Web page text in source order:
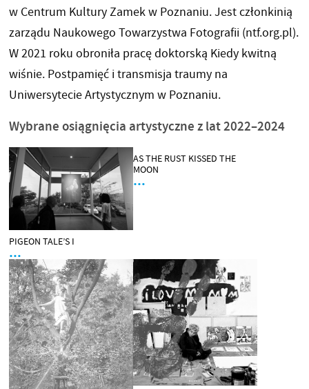
w Centrum Kultury Zamek w Poznaniu. Jest członkinią
zarządu Naukowego Towarzystwa Fotografii (ntf.org.pl).
W 2021 roku obroniła pracę doktorską Kiedy kwitną
wiśnie. Postpamięć i transmisja traumy na
Uniwersytecie Artystycznym w Poznaniu.
Wybrane osiągnięcia artystyczne z lat 2022–2024
PIGEON TALE’S I
…
AS THE RUST KISSED THE
MOON
…